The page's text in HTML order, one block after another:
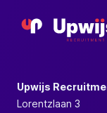
Upwijs
Lorentzlaan 3